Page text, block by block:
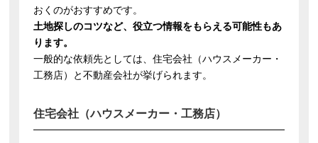
おくのがおすすめです。
土地探しのコツなど、役立つ情報をもらえる可能性もあ
ります。
一般的な依頼先としては、住宅会社（ハウスメーカー・
工務店）と不動産会社が挙げられます。
住宅会社（ハウスメーカー・工務店）